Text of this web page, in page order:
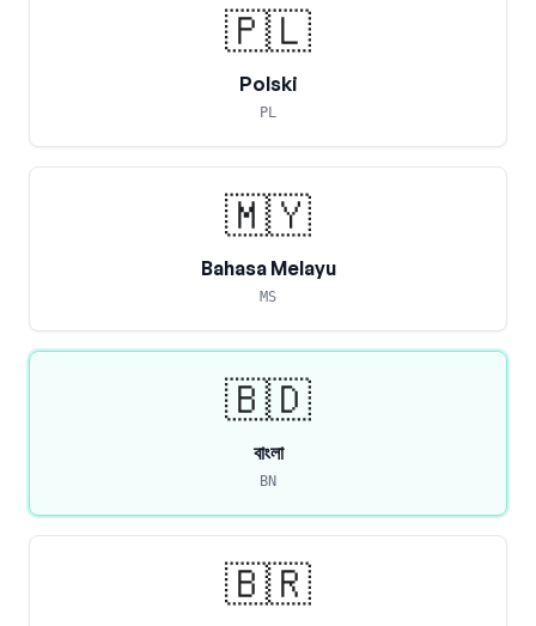
🇵🇱
Polski
PL
🇲🇾
Bahasa Melayu
MS
🇧🇩
বাংলা
BN
🇧🇷